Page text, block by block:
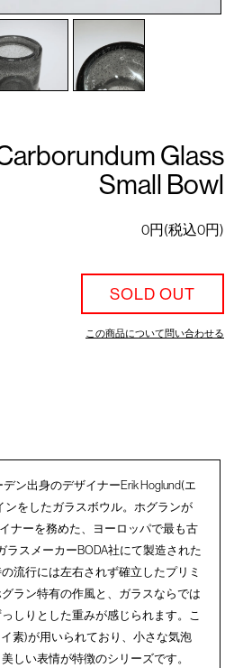
Glass
Small Bowl
0円(税込0円)
SOLD OUT
この商品について問い合わせる
ン出身のデザイナーErik Hoglund(エ
ンをしたガラスボウル。ホグランが
ナーを務めた、ヨーロッパで最も古
ラスメーカーBODA社にて製造された
流行には左右されず確立したプリミ
ラン特有の作風と、ガラスならでは
しりとした重みが感じられます。こ
素)が用いられており、小さな気泡
しい表情が特徴のシリーズです。